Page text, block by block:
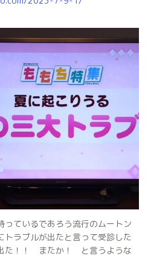
っているであろう流行のムートン
トラブルが出たと言って受診した
た！！ またか！ と言うような